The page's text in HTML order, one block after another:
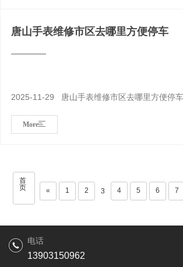
唐山手表维修市区去哪里方便停车
2025-11-29 唐山手表维修市区去哪里方便停车
More
首
页
« 1 2 3 4 5 6 7
电话
13903150962